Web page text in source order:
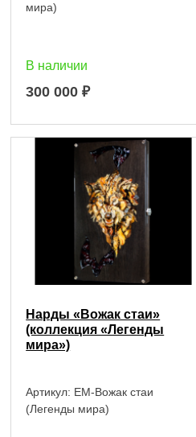
мира)
В наличии
300 000 ₽
Нарды «Вожак стаи»
(коллекция «Легенды
мира»)
Артикул: EM-Вожак стаи
(Легенды мира)